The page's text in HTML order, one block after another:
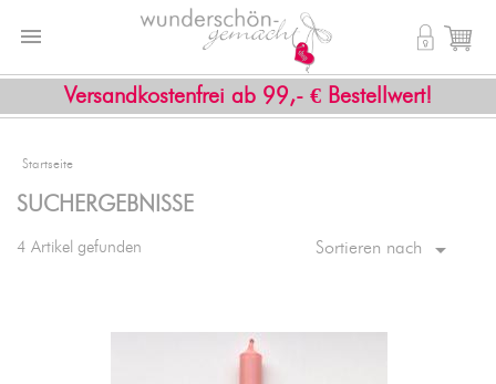
Versandkostenfrei ab 99,- € Bestellwert!
 shopping_cart

Startseite
SUCHERGEBNISSE
4 Artikel gefunden Sortieren nach 